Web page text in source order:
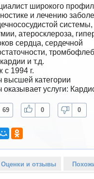
широкого
и лечению
атеросклероза,
сердца, сердечной
и т.д.
с 1994 г.
высшей категории
оказывает услуги:
69 0 0
Оценки и отзывы